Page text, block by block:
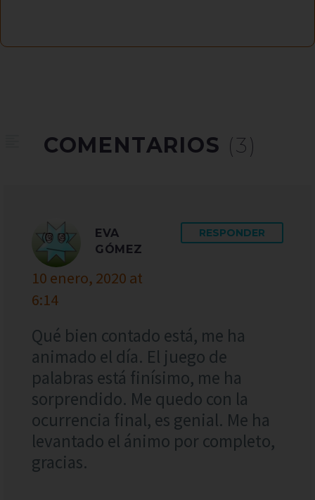
COMENTARIOS (3)
EVA
GÓMEZ
10 enero, 2020 at
6:14
RESPONDER
Qué bien contado está, me ha
animado el día. El juego de
palabras está finísimo, me ha
sorprendido. Me quedo con la
ocurrencia final, es genial. Me ha
levantado el ánimo por completo,
gracias.